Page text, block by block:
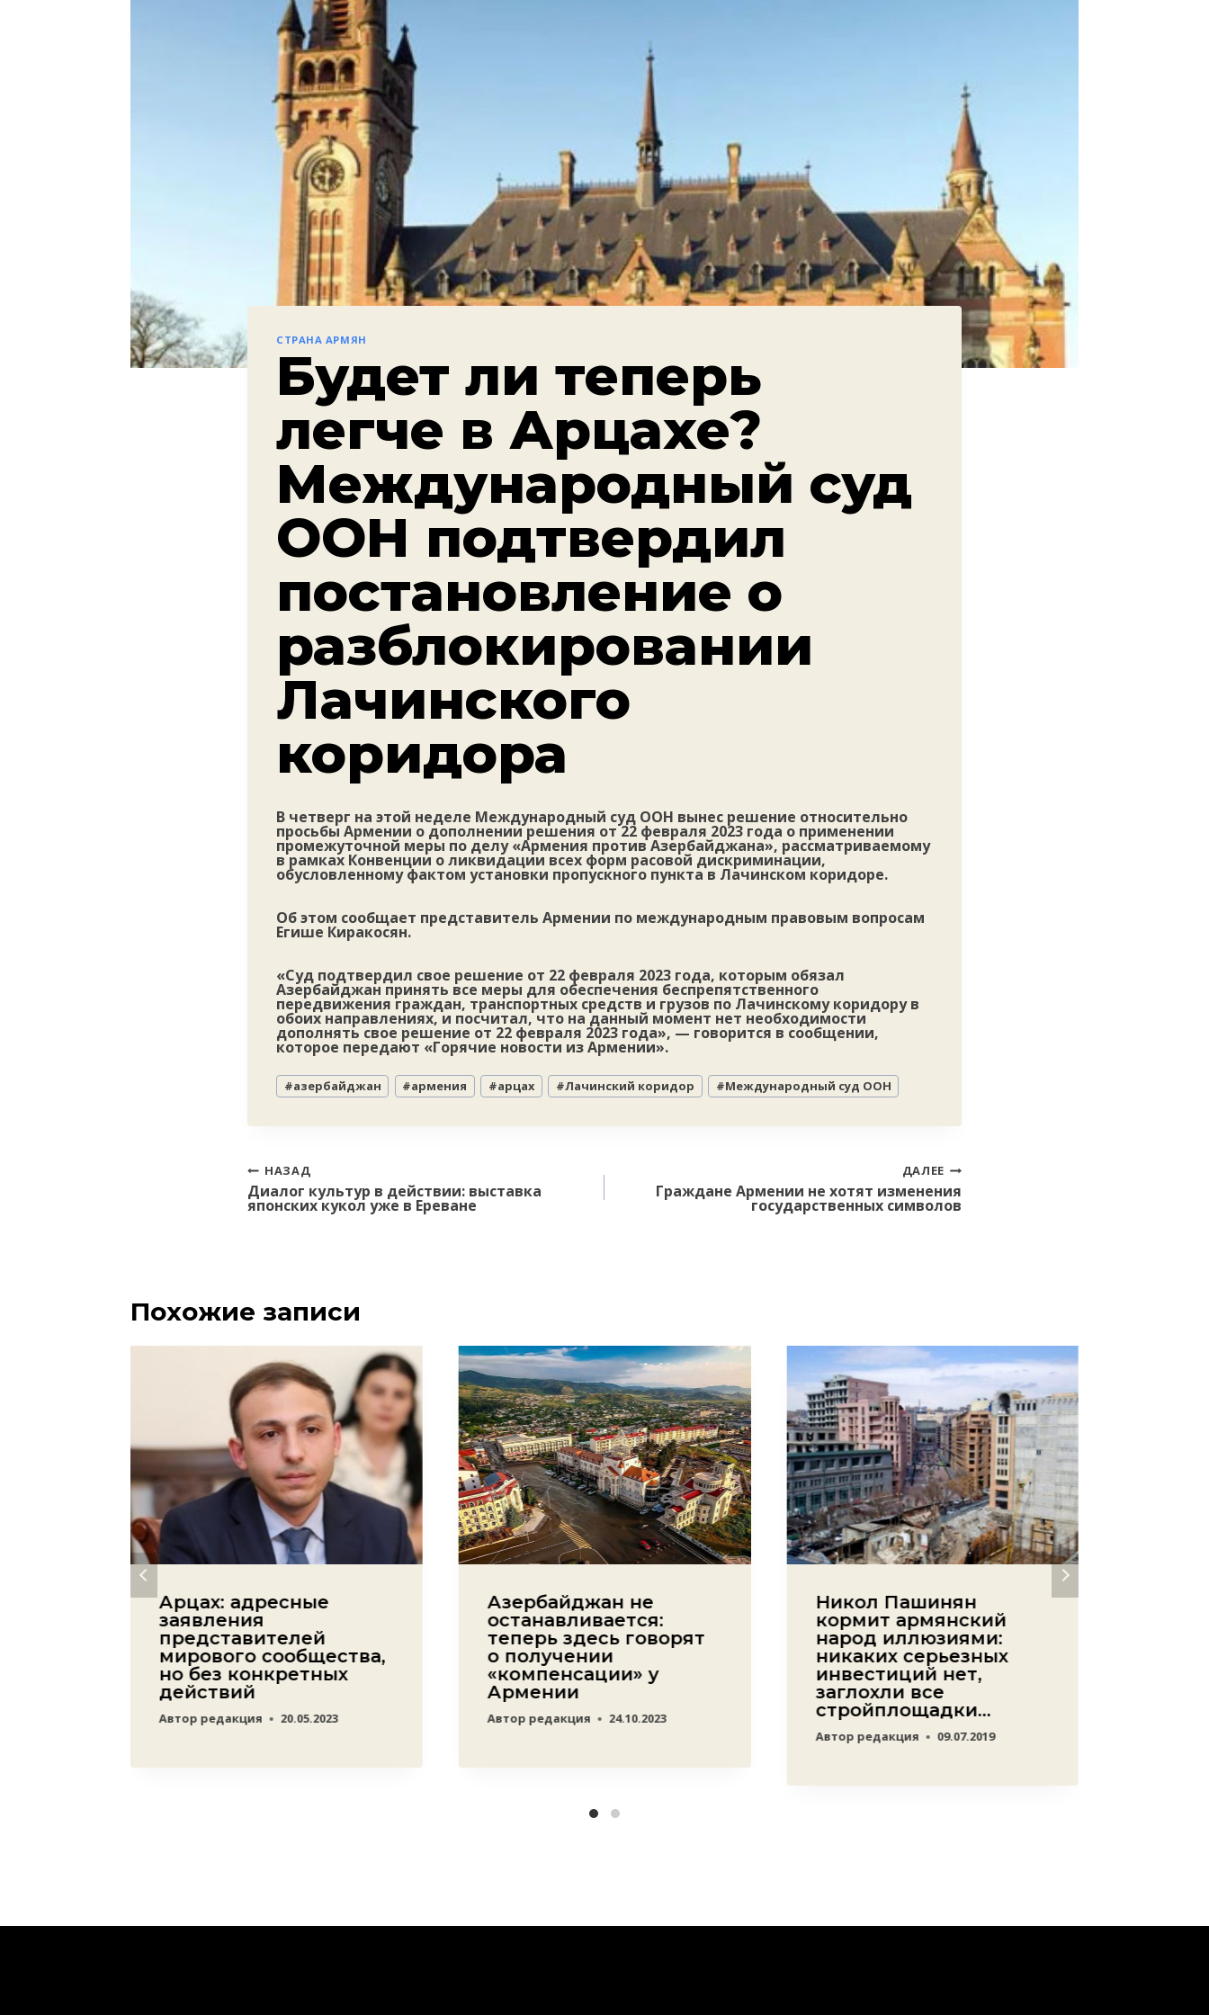
СТРАНА АРМЯН
Будет ли теперь
легче в Арцахе?
Международный суд
ООН подтвердил
постановление о
разблокировании
Лачинского
коридора
В четверг на этой неделе Международный суд ООН вынес решение относительно
просьбы Армении о дополнении решения от 22 февраля 2023 года о применении
промежуточной меры по делу «Армения против Азербайджана», рассматриваемому
в рамках Конвенции о ликвидации всех форм расовой дискриминации,
обусловленному фактом установки пропускного пункта в Лачинском коридоре.
Об этом сообщает представитель Армении по международным правовым вопросам
Егише Киракосян.
«Суд подтвердил свое решение от 22 февраля 2023 года, которым обязал
Азербайджан принять все меры для обеспечения беспрепятственного
передвижения граждан, транспортных средств и грузов по Лачинскому коридору в
обоих направлениях, и посчитал, что на данный момент нет необходимости
дополнять свое решение от 22 февраля 2023 года», — говорится в сообщении,
которое передают «Горячие новости из Армении».
Метки
записи:
#азербайджан #армения #арцах #Лачинский коридор #Международный суд ООН
Навигация
по
записям
НАЗАД
Диалог культур в действии: выставка
японских кукол уже в Ереване
ДАЛЕЕ
Граждане Армении не хотят изменения
государственных символов
Похожие записи
Арцах: адресные
заявления
представителей
мирового сообщества,
но без конкретных
действий
Автор редакция 20.05.2023
Азербайджан не
останавливается:
теперь здесь говорят
о получении
«компенсации» у
Армении
Автор редакция 24.10.2023
Никол Пашинян
кормит армянский
народ иллюзиями:
никаких серьезных
инвестиций нет,
заглохли все
стройплощадки…
Автор редакция 09.07.2019